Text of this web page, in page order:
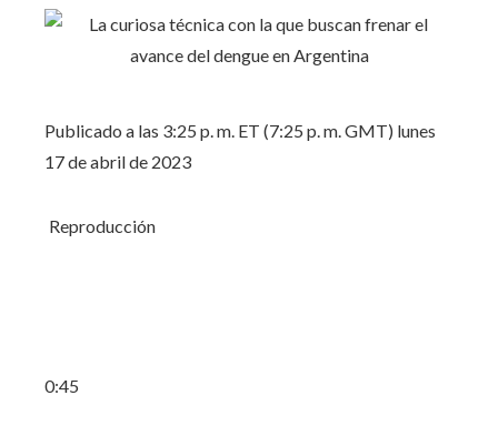
Publicado a las 3:25 p. m. ET (7:25 p. m. GMT) lunes
17 de abril de 2023
Reproducción
0:45